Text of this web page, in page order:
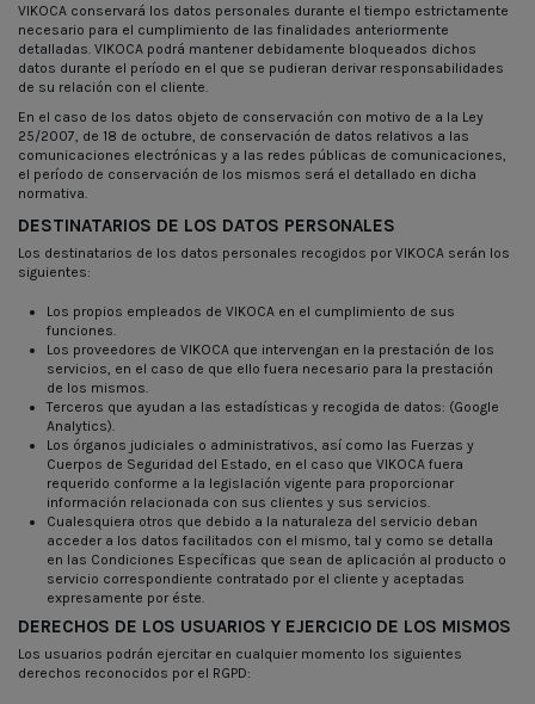
VIKOCA conservará los datos personales durante el tiempo estrictamente
necesario para el cumplimiento de las finalidades anteriormente
detalladas. VIKOCA podrá mantener debidamente bloqueados dichos
datos durante el período en el que se pudieran derivar responsabilidades
de su relación con el cliente.
En el caso de los datos objeto de conservación con motivo de a la Ley
25/2007, de 18 de octubre, de conservación de datos relativos a las
comunicaciones electrónicas y a las redes públicas de comunicaciones,
el período de conservación de los mismos será el detallado en dicha
normativa.
DESTINATARIOS DE LOS DATOS PERSONALES
Los destinatarios de los datos personales recogidos por VIKOCA serán los
siguientes:
Los propios empleados de VIKOCA en el cumplimiento de sus
funciones.
Los proveedores de VIKOCA que intervengan en la prestación de los
servicios, en el caso de que ello fuera necesario para la prestación
de los mismos.
Terceros que ayudan a las estadísticas y recogida de datos: (Google
Analytics).
Los órganos judiciales o administrativos, así como las Fuerzas y
Cuerpos de Seguridad del Estado, en el caso que VIKOCA fuera
requerido conforme a la legislación vigente para proporcionar
información relacionada con sus clientes y sus servicios.
Cualesquiera otros que debido a la naturaleza del servicio deban
acceder a los datos facilitados con el mismo, tal y como se detalla
en las Condiciones Específicas que sean de aplicación al producto o
servicio correspondiente contratado por el cliente y aceptadas
expresamente por éste.
DERECHOS DE LOS USUARIOS Y EJERCICIO DE LOS MISMOS
Los usuarios podrán ejercitar en cualquier momento los siguientes
derechos reconocidos por el RGPD: